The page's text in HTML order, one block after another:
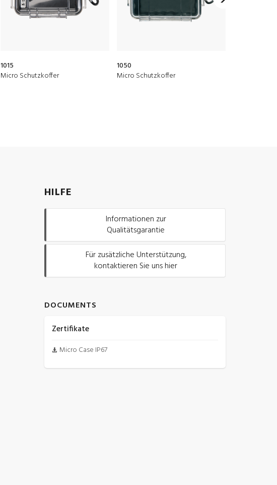
1015
Micro Schutzkoffer
1050
Micro Schutzkoffer
HILFE
Informationen zur
Qualitätsgarantie
Für zusätzliche Unterstützung,
kontaktieren Sie uns hier
DOCUMENTS
Zertifikate
Micro Case IP67